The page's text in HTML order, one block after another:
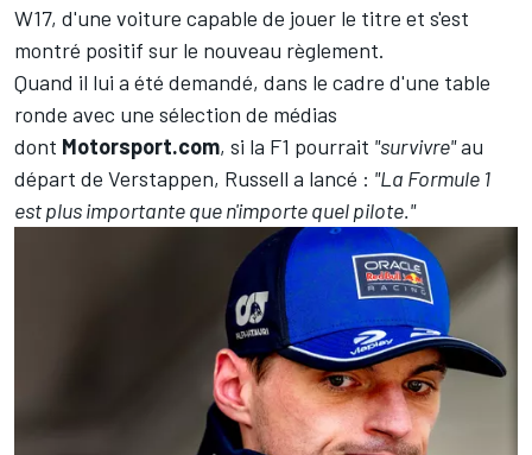
W17, d'une voiture capable de jouer le titre et s'est
montré positif sur le nouveau règlement.
Quand il lui a été demandé, dans le cadre d'une table
ronde avec une sélection de médias
dont Motorsport.com, si la F1 pourrait "survivre"au
départ de Verstappen, Russell a lancé : "La Formule 1
est plus importante que n'importe quel pilote."